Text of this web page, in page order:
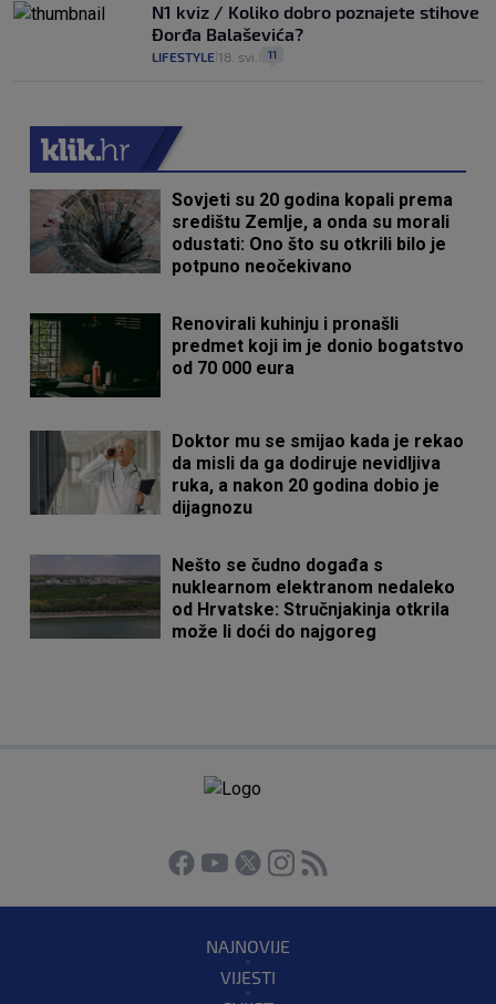
N1 kviz / Koliko dobro poznajete stihove
Đorđa Balaševića?
LIFESTYLE 18. svi. 11
Sovjeti su 20 godina kopali prema
središtu Zemlje, a onda su morali
odustati: Ono što su otkrili bilo je
potpuno neočekivano
Renovirali kuhinju i pronašli
predmet koji im je donio bogatstvo
od 70 000 eura
Doktor mu se smijao kada je rekao
da misli da ga dodiruje nevidljiva
ruka, a nakon 20 godina dobio je
dijagnozu
Nešto se čudno događa s
nuklearnom elektranom nedaleko
od Hrvatske: Stručnjakinja otkrila
može li doći do najgoreg
NAJNOVIJE
VIJESTI